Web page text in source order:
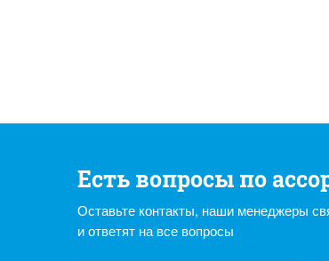
Есть вопросы по
Оставьте контакты, наши менеджеры
и ответят на все вопросы